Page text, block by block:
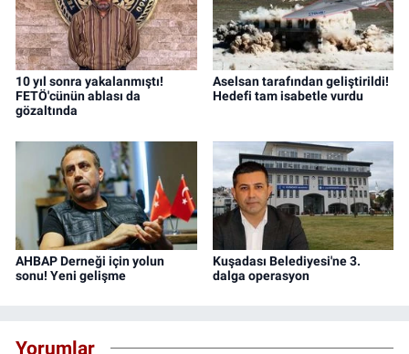
10 yıl sonra yakalanmıştı!
FETÖ'cünün ablası da
gözaltında
Aselsan tarafından geliştirildi!
Hedefi tam isabetle vurdu
AHBAP Derneği için yolun
sonu! Yeni gelişme
Kuşadası Belediyesi'ne 3.
dalga operasyon
Yorumlar